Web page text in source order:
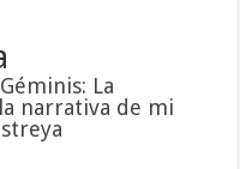
La
narrativa de mi